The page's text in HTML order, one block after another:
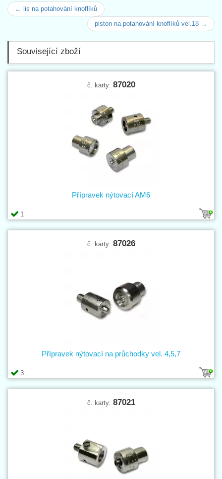
← lis na potahování knoflíků
piston na potahování knoflíků vel.18 →
Související zboží
č. karty: 87020
1
Přípravek nýtovací AM6
č. karty: 87026
3
Přípravek nýtovací na průchodky vel. 4,5,7
č. karty: 87021